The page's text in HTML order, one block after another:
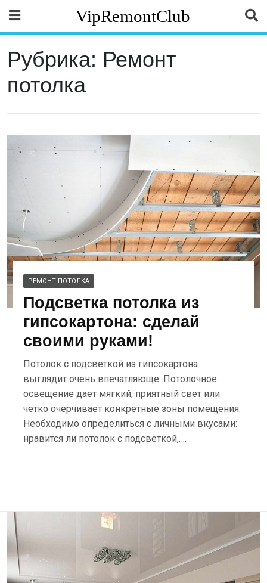
content
VipRemontClub
Рубрика: Ремонт
потолка
РЕМОНТ ПОТОЛКА
Подсветка потолка из
гипсокартона: сделай
своими руками!
Потолок с подсветкой из гипсокартона
выглядит очень впечатляюще. Потолочное
освещение дает мягкий, приятный свет или
четко очерчивает конкретные зоны помещения.
Необходимо определиться с личными вкусами:
нравится ли потолок с подсветкой,….